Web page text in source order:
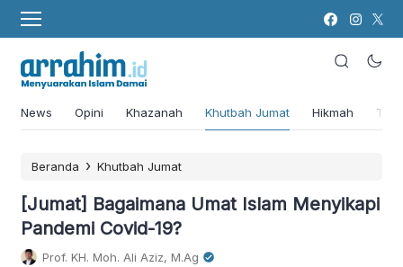
News Opini Khazanah Khutbah Jumat Hikmah
Beranda › Khutbah Jumat
[Jumat] Bagaimana Umat Islam Menyikapi
Pandemi Covid-19?
Prof. KH. Moh. Ali Aziz, M.Ag